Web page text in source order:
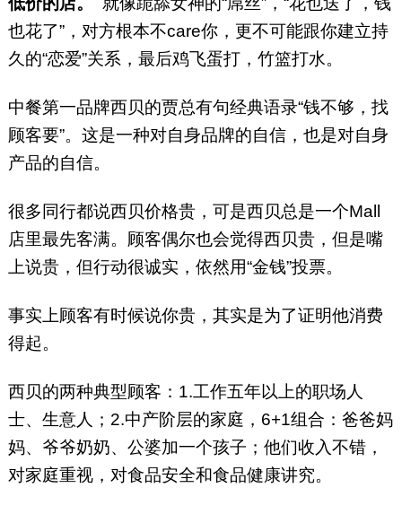
也花了”，对方根本不care你，更不可能跟你建立持
久的“恋爱”关系，最后鸡飞蛋打，竹篮打水。
中餐第一品牌西贝的贾总有句经典语录“钱不够，找
顾客要”。这是一种对自身品牌的自信，也是对自身
产品的自信。
很多同行都说西贝价格贵，可是西贝总是一个Mall
店里最先客满。顾客偶尔也会觉得西贝贵，但是嘴
上说贵，但行动很诚实，依然用“金钱”投票。
事实上顾客有时候说你贵，其实是为了证明他消费
得起。
西贝的两种典型顾客：1.工作五年以上的职场人
士、生意人；2.中产阶层的家庭，6+1组合：爸爸妈
妈、爷爷奶奶、公婆加一个孩子；他们收入不错，
对家庭重视，对食品安全和食品健康讲究。